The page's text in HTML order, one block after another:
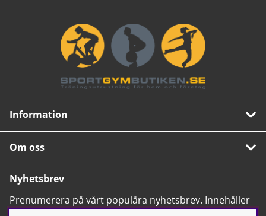
Information
Om oss
Nyhetsbrev
Prenumerera på vårt populära nyhetsbrev. Innehåller
tips, nyheter och våra allra bästa erbjudanden.